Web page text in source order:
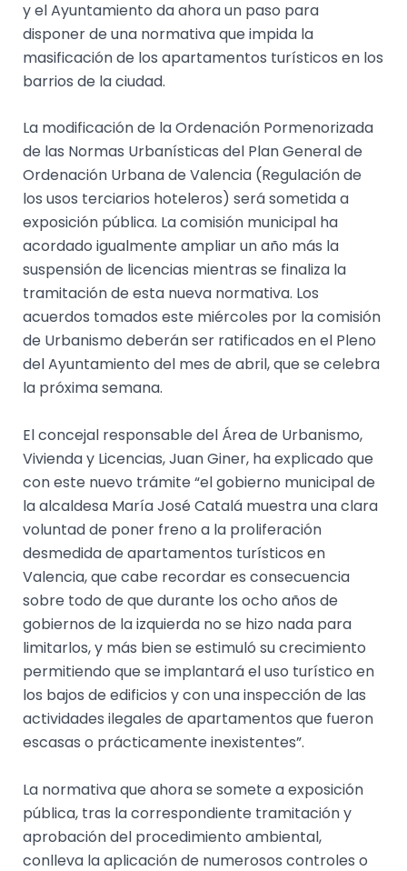
y el Ayuntamiento da ahora un paso para
disponer de una normativa que impida la
masificación de los apartamentos turísticos en los
barrios de la ciudad.
La modificación de la Ordenación Pormenorizada
de las Normas Urbanísticas del Plan General de
Ordenación Urbana de Valencia (Regulación de
los usos terciarios hoteleros) será sometida a
exposición pública. La comisión municipal ha
acordado igualmente ampliar un año más la
suspensión de licencias mientras se finaliza la
tramitación de esta nueva normativa. Los
acuerdos tomados este miércoles por la comisión
de Urbanismo deberán ser ratificados en el Pleno
del Ayuntamiento del mes de abril, que se celebra
la próxima semana.
El concejal responsable del Área de Urbanismo,
Vivienda y Licencias, Juan Giner, ha explicado que
con este nuevo trámite “el gobierno municipal de
la alcaldesa María José Catalá muestra una clara
voluntad de poner freno a la proliferación
desmedida de apartamentos turísticos en
Valencia, que cabe recordar es consecuencia
sobre todo de que durante los ocho años de
gobiernos de la izquierda no se hizo nada para
limitarlos, y más bien se estimuló su crecimiento
permitiendo que se implantará el uso turístico en
los bajos de edificios y con una inspección de las
actividades ilegales de apartamentos que fueron
escasas o prácticamente inexistentes”.
La normativa que ahora se somete a exposición
pública, tras la correspondiente tramitación y
aprobación del procedimiento ambiental,
conlleva la aplicación de numerosos controles o